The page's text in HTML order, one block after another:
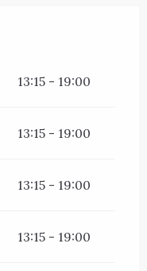
13:15 - 19:00
13:15 - 19:00
13:15 - 19:00
13:15 - 19:00